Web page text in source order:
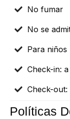
No fumar
No se
Para niños
Check-in:
Check-out:
Políticas